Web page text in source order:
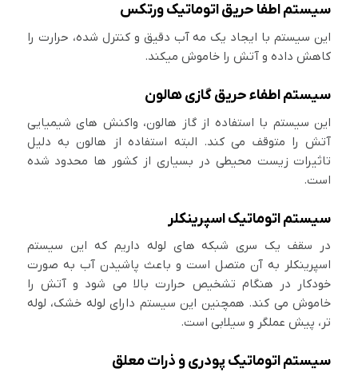
سیستم اطفا حریق اتوماتیک ورتکس
این سیستم با ایجاد یک مه آب دقیق و کنترل شده، حرارت را
کاهش داده و آتش را خاموش میکند.
سیستم اطفاء حریق گازی هالون
این سیستم با استفاده از گاز هالون، واکنش های شیمیایی
آتش را متوقف می کند. البته استفاده از هالون به دلیل
تاثیرات زیست محیطی در بسیاری از کشور ها محدود شده
است.
سیستم اتوماتیک اسپرینکلر
در سقف یک سری شبکه های لوله داریم که این سیستم
اسپرینکلر به آن متصل است و باعث پاشیدن آب به صورت
خودکار در هنگام تشخیص حرارت بالا می شود و آتش را
خاموش می کند. همچنین این سیستم دارای لوله خشک، لوله
تر، پیش عملگر و سیلابی است.
سیستم اتوماتیک پودری و ذرات معلق